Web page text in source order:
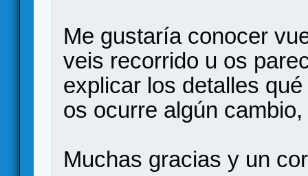
Me gustaría conocer
veis recorrido u os
explicar los detalles
os ocurre algún
Muchas gracias y un